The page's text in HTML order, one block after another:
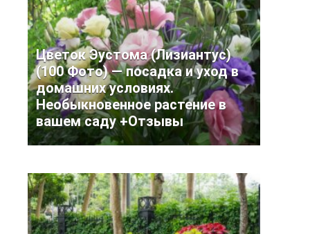
Цветок Эустома (Лизиантус)
(100 Фото) — посадка и уход в
домашних условиях.
Необыкновенное растение в
вашем саду +Отзывы